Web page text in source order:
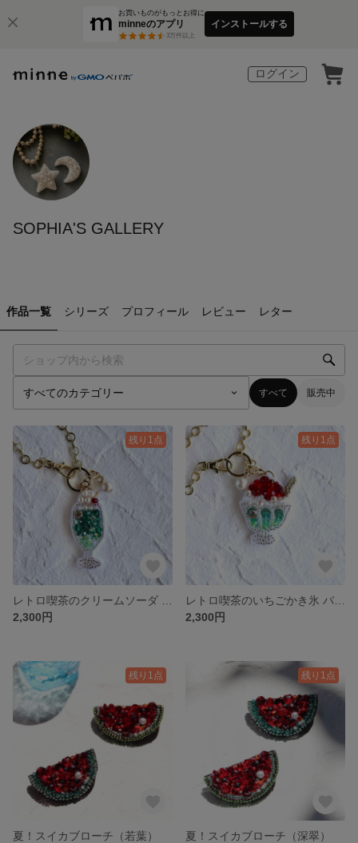
お買いものがもっとお得に
minneのアプリ
3万件以上
インストールする
ログイン
SOPHIA'S GALLERY
作品一覧 シリーズ プロフィール レビュー レター
すべて 販売中
残り1点
2,300円
残り1点
2,300円
残り1点
夏！スイカブローチ（若葉）
残り1点
夏！スイカブローチ（深翠）